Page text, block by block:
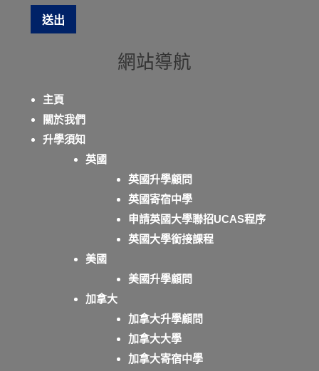
網站導航
主頁
關於我們
升學須知
英國
英國升學顧問
英國寄宿中學
申請英國大學聯招UCAS程序
英國大學銜接課程
美國
美國升學顧問
加拿大
加拿大升學顧問
加拿大大學
加拿大寄宿中學